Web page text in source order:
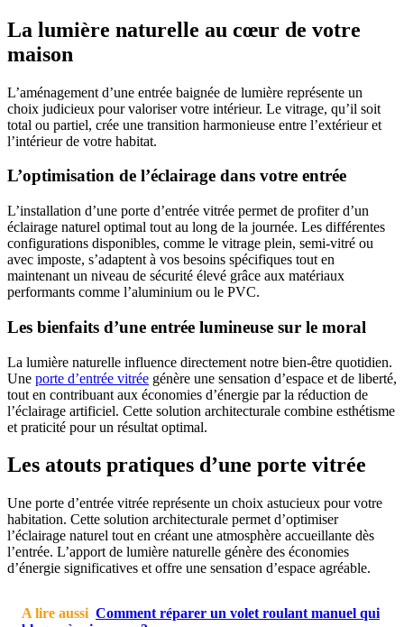
La lumière naturelle au cœur de votre
maison
L’aménagement d’une entrée baignée de lumière représente un
choix judicieux pour valoriser votre intérieur. Le vitrage, qu’il soit
total ou partiel, crée une transition harmonieuse entre l’extérieur et
l’intérieur de votre habitat.
L’optimisation de l’éclairage dans votre entrée
L’installation d’une porte d’entrée vitrée permet de profiter d’un
éclairage naturel optimal tout au long de la journée. Les différentes
configurations disponibles, comme le vitrage plein, semi-vitré ou
avec imposte, s’adaptent à vos besoins spécifiques tout en
maintenant un niveau de sécurité élevé grâce aux matériaux
performants comme l’aluminium ou le PVC.
Les bienfaits d’une entrée lumineuse sur le moral
La lumière naturelle influence directement notre bien-être quotidien.
Une porte d’entrée vitrée génère une sensation d’espace et de liberté,
tout en contribuant aux économies d’énergie par la réduction de
l’éclairage artificiel. Cette solution architecturale combine esthétisme
et praticité pour un résultat optimal.
Les atouts pratiques d’une porte vitrée
Une porte d’entrée vitrée représente un choix astucieux pour votre
habitation. Cette solution architecturale permet d’optimiser
l’éclairage naturel tout en créant une atmosphère accueillante dès
l’entrée. L’apport de lumière naturelle génère des économies
d’énergie significatives et offre une sensation d’espace agréable.
A lire aussi Comment réparer un volet roulant manuel qui